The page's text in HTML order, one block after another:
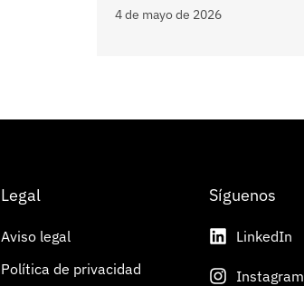
4 de mayo de 2026
Legal
Aviso legal
Política de privacidad
Síguenos
LinkedIn
Instagram